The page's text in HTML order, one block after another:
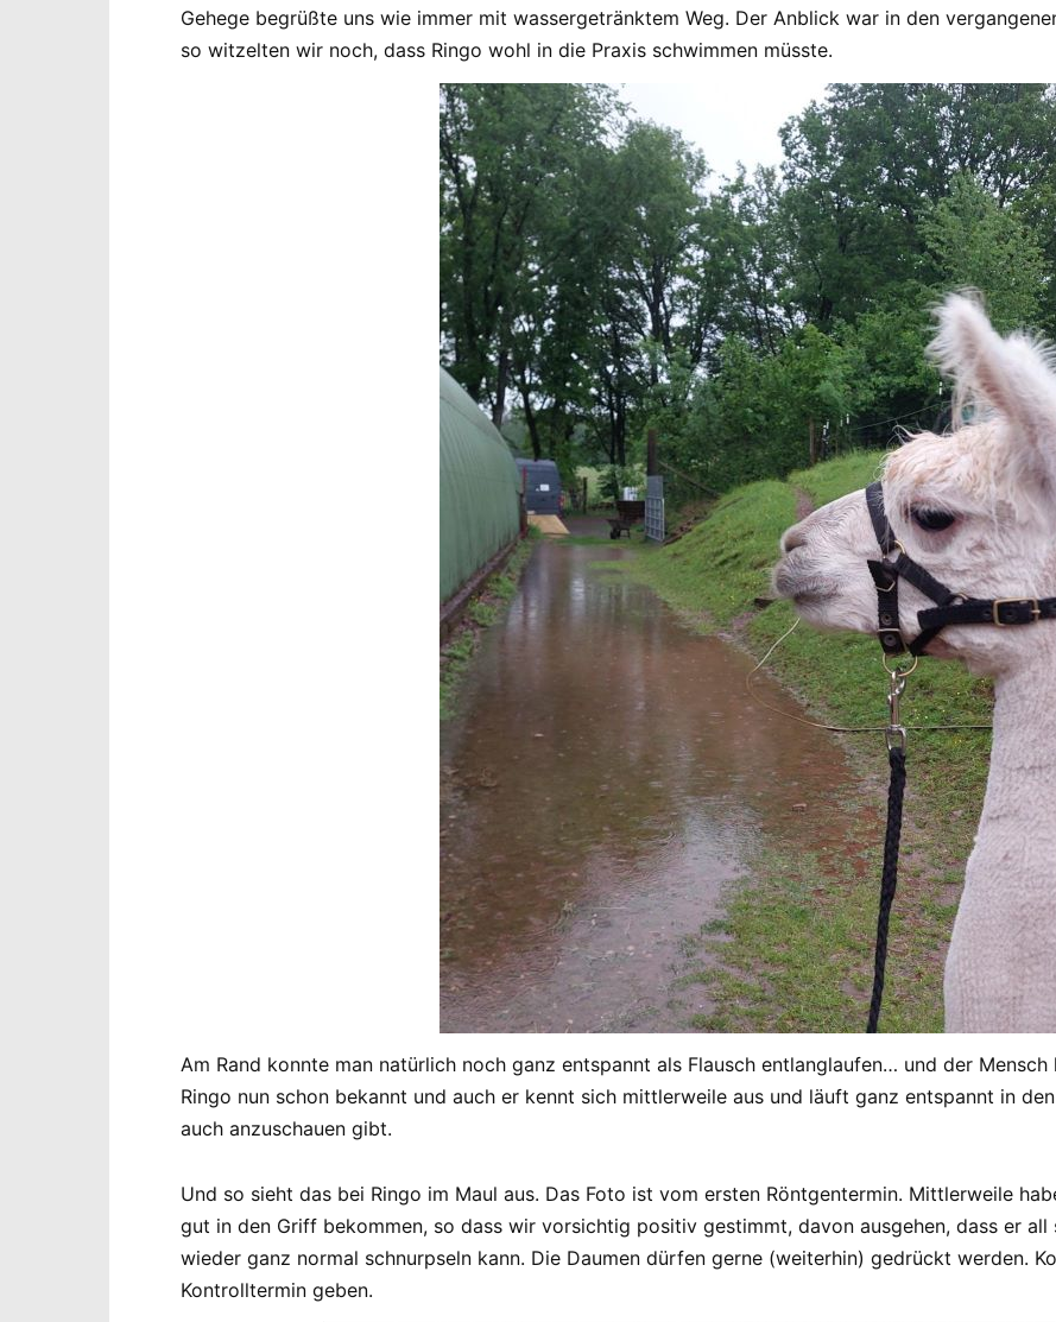
Gehege begrüßte uns wie immer mit wassergetränktem Weg. Der Anblick war in den
so witzelten wir noch, dass Ringo wohl in die Praxis schwimmen müsste.
Am Rand konnte man natürlich noch ganz entspannt als Flausch entlanglaufen… und der
Ringo nun schon bekannt und auch er kennt sich mittlerweile aus und läuft ganz entspannt in
auch anzuschauen gibt.
Und so sieht das bei Ringo im Maul aus. Das Foto ist vom ersten Röntgentermin. Mittlerweile
gut in den Griff bekommen, so dass wir vorsichtig positiv gestimmt, davon ausgehen, dass er all
wieder ganz normal schnurpseln kann. Die Daumen dürfen gerne (weiterhin) gedrückt werden.
Kontrolltermin geben.